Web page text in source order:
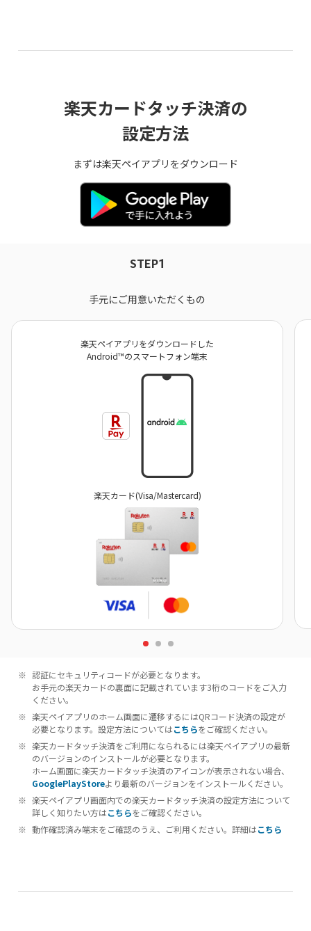
楽天カードタッチ決済の
設定方法
まずは楽天ペイアプリをダウンロード
STEP1
手元にご用意いただくもの
楽天ペイアプリをダウンロードした
Android™のスマートフォン端末
楽天カード(Visa/Mastercard)
認証にセキュリティコードが必要となります。
お手元の楽天カードの裏面に記載されています3桁のコードをご入力
ください。
楽天ペイアプリのホーム画面に遷移するにはQRコード決済の設定が
必要となります。設定方法についてはこちらをご確認ください。
楽天カードタッチ決済をご利用になられるには楽天ペイアプリの最新
のバージョンのインストールが必要となります。
ホーム画面に楽天カードタッチ決済のアイコンが表示されない場合、
GooglePlayStoreより最新のバージョンをインストールください。
楽天ペイアプリ画面内での楽天カードタッチ決済の設定方法について
詳しく知りたい方はこちらをご確認ください。
動作確認済み端末をご確認のうえ、ご利用ください。詳細はこちら